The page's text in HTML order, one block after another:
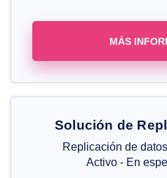
MÁS
Solución de
Replicación de
Activo - En